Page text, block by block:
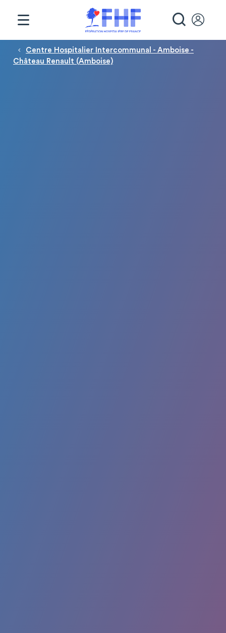
Fil d'Ariane
Centre Hospitalier Intercommunal - Amboise -
Château Renault (Amboise)
Panneau de gestion des cookies